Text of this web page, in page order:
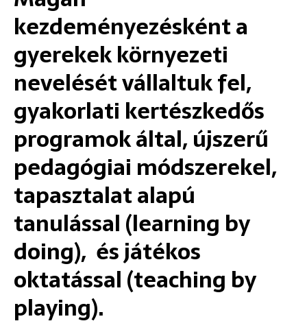
kezdeményezésként a
gyerekek környezeti
nevelését vállaltuk fel,
gyakorlati kertészkedős
programok által, újszerű
pedagógiai módszerekel,
tapasztalat alapú
tanulással (learning by
doing), és játékos
oktatással (teaching by
playing).